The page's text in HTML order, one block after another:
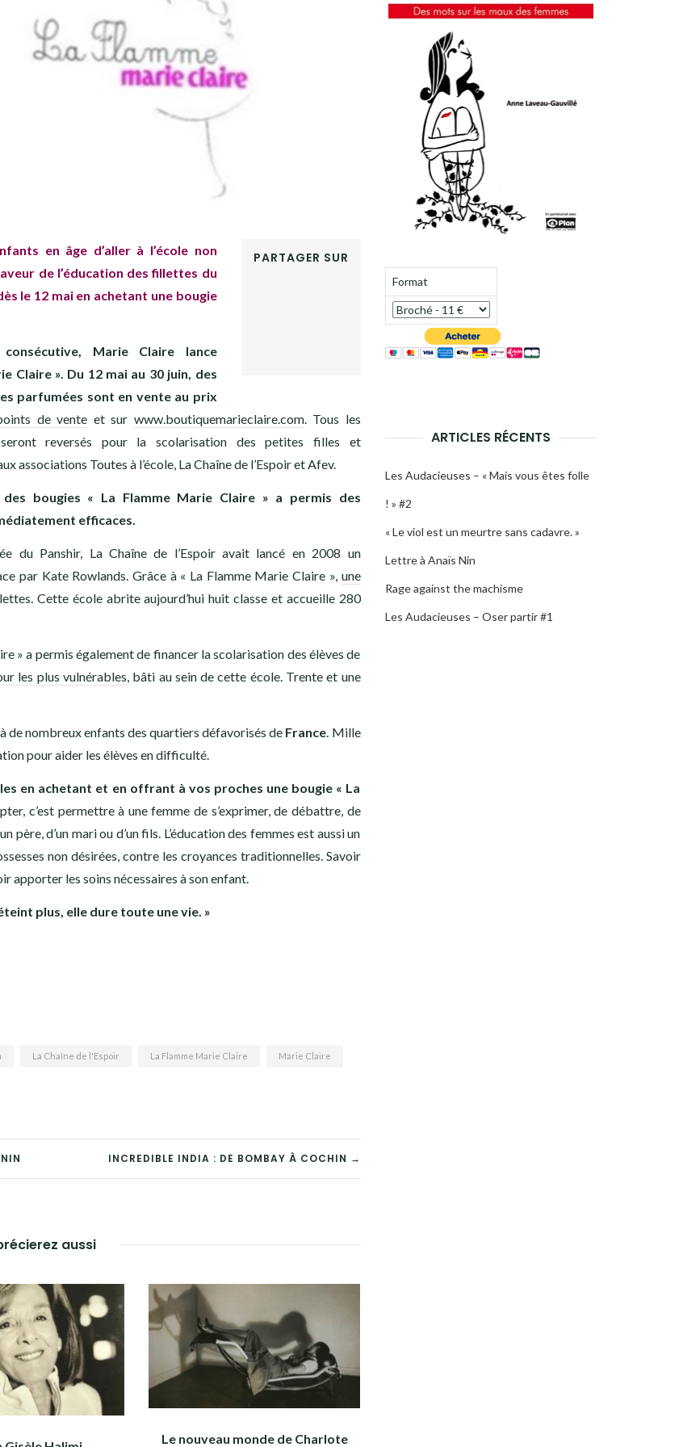
PARTAGER SUR
en âge d’aller à l’école non
de l’éducation des fillettes du
le 12 mai en achetant une bougie
Marie Claire lance
Claire ». Du 12 mai au 30 juin, des
parfumées sont en vente au prix
de vente et sur www.boutiquemarieclaire.com. Tous les
reversés pour la scolarisation des petites filles et
associations Toutes à l’école, La Chaîne de l’Espoir et Afev.
bougies « La Flamme Marie Claire » a permis des
efficaces.
du Panshir, La Chaîne de l’Espoir avait lancé en 2008 un
par Kate Rowlands. Grâce à « La Flamme Marie Claire », une
Cette école abrite aujourd’hui huit classe et accueille 280
» a permis également de financer la scolarisation des élèves de
les plus vulnérables , bâti au sein de cette école. Trente et une
de nombreux enfants des quartiers défavorisés de France . Mille
pour aider les élèves en difficulté.
en achetant et en offrant à vos proches une bougie « La
c’est permettre à une femme de s’exprimer, de débattre, de
d’un mari ou d’un fils. L’éducation des femmes est aussi un
non désirées, contre les croyances traditionnelles. Savoir
apporter les soins nécessaires à son enfant.
plus, elle dure toute une vie. »
La Chaîne de l'Espoir La Flamme Marie Claire Marie Claire
INCREDIBLE INDIA : DE BOMBAY À COCHIN →
aussi
Le nouveau monde de Charlote
Format
ARTICLES RÉCENTS
Les Audacieuses – « Mais vous êtes folle
! » #2
« Le viol est un meurtre sans cadavre. »
Lettre à Anaïs Nin
Rage against the machisme
Les Audacieuses – Oser partir #1